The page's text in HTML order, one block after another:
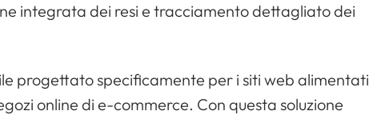
integrata dei resi e tracciamento dettagliato dei
progettato specificamente per i siti web alimentati
online di e-commerce. Con questa soluzione